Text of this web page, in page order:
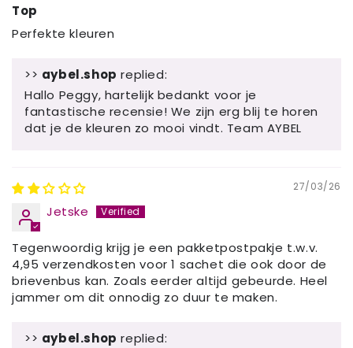
Top
Perfekte kleuren
>> aybel.shop replied:
Hallo Peggy, hartelijk bedankt voor je
fantastische recensie! We zijn erg blij te horen
dat je de kleuren zo mooi vindt. Team AYBEL
27/03/26
Jetske
Tegenwoordig krijg je een pakketpostpakje t.w.v.
4,95 verzendkosten voor 1 sachet die ook door de
brievenbus kan. Zoals eerder altijd gebeurde. Heel
jammer om dit onnodig zo duur te maken.
>> aybel.shop replied: